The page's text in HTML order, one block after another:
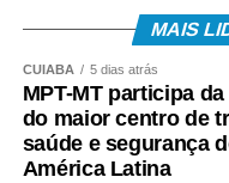
MAIS
CUIABÁ 5 dias atrás
MPT-MT participa
do maior centro de
saúde e segurança
América Latina